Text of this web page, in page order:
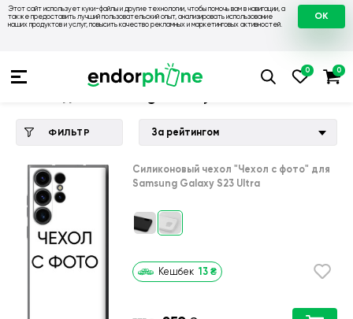
Этот сайт использует куки-файлы и другие технологии, чтобы помочь вам в навигации, а
также предоставить лучший пользовательский опыт, анализировать использование
наших продуктов и услуг, повысить качество рекламных и маркетинговых активностей.
OK
💙 Чехлы на Samsung 💛 Чехол для
ФИЛЬТР За рейтингом
Силиконовый чехол "Чехол с фото" для
Samsung Galaxy S23 Ultra
Кешбек 13 ₴